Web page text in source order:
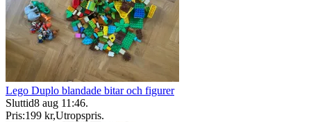
Lego Duplo blandade bitar och figurer
Sluttid8 aug 11:46.
Pris:199 kr,Utropspris.